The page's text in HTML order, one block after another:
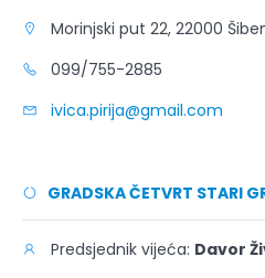
Morinjski put 22, 22000
099/755-2885
ivica.pirija@gmail.com
GRADSKA ČETVRT STARI
Predsjednik vijeća: Davor